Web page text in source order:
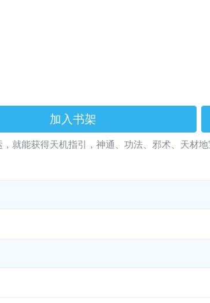
加入书架
就能获得天机指引，神通、功法、邪术、天材